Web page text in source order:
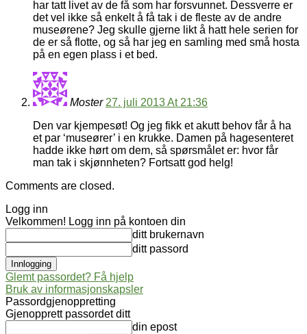
har tatt livet av de få som har forsvunnet. Dessverre er
det vel ikke så enkelt å få tak i de fleste av de andre
museørene? Jeg skulle gjerne likt å hatt hele serien for
de er så flotte, og så har jeg en samling med små hosta
på en egen plass i et bed.
Moster 27. juli 2013 At 21:36
Den var kjempesøt! Og jeg fikk et akutt behov får å ha
et par ‘museører’ i en krukke. Damen på hagesenteret
hadde ikke hørt om dem, så spørsmålet er: hvor får
man tak i skjønnheten? Fortsatt god helg!
Comments are closed.
Logg inn
Velkommen! Logg inn på kontoen din
ditt brukernavn
ditt passord
Glemt passordet? Få hjelp
Bruk av informasjonskapsler
Passordgjenoppretting
Gjenopprett passordet ditt
din epost